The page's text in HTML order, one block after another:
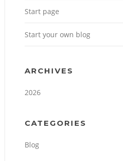
Start page
Start your own blog
ARCHIVES
2026
CATEGORIES
Blog